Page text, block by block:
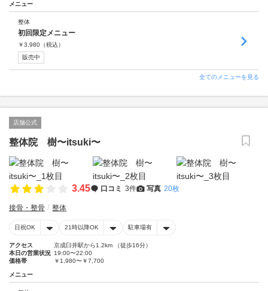
メニュー
整体
初回限定メニュー
￥3,980 （税込）
販売中
全てのメニューを見る
店舗公式
整体院 樹〜itsuki〜
3.45 口コミ 3件 写真 20枚
接骨・整骨 整体
日祝OK 21時以降OK 駐車場有
アクセス
京成臼井駅から1.2km （徒歩16分）
本日の営業状況 19:00〜22:00
価格帯
￥1,980〜￥7,700
メニュー